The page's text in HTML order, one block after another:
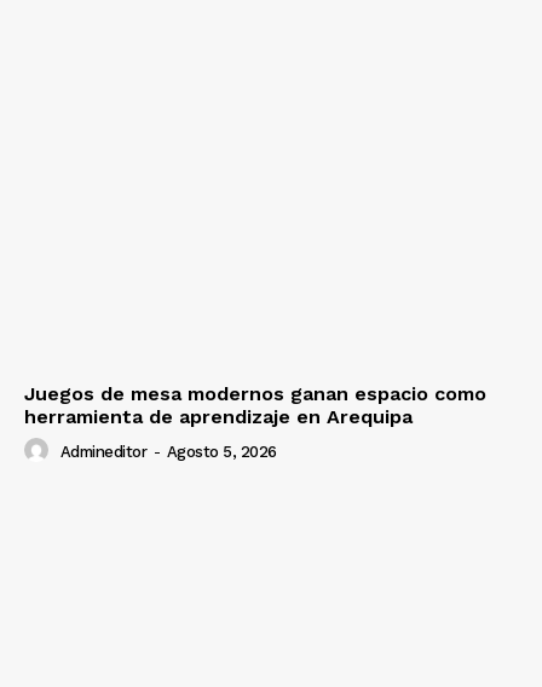
Juegos de mesa modernos ganan espacio como
herramienta de aprendizaje en Arequipa
Admineditor - Agosto 5, 2026